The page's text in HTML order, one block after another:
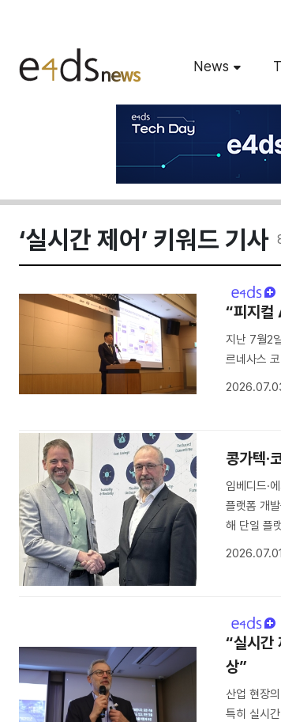
News
‘실시간 제어’ 키워드 기사
“피지컬
지난 7월2
르네사스
콩가텍·
임베디드·
플랫폼 개
해 단일 플
2026.07.01
“실시간
상”
산업 현장
특히 실시